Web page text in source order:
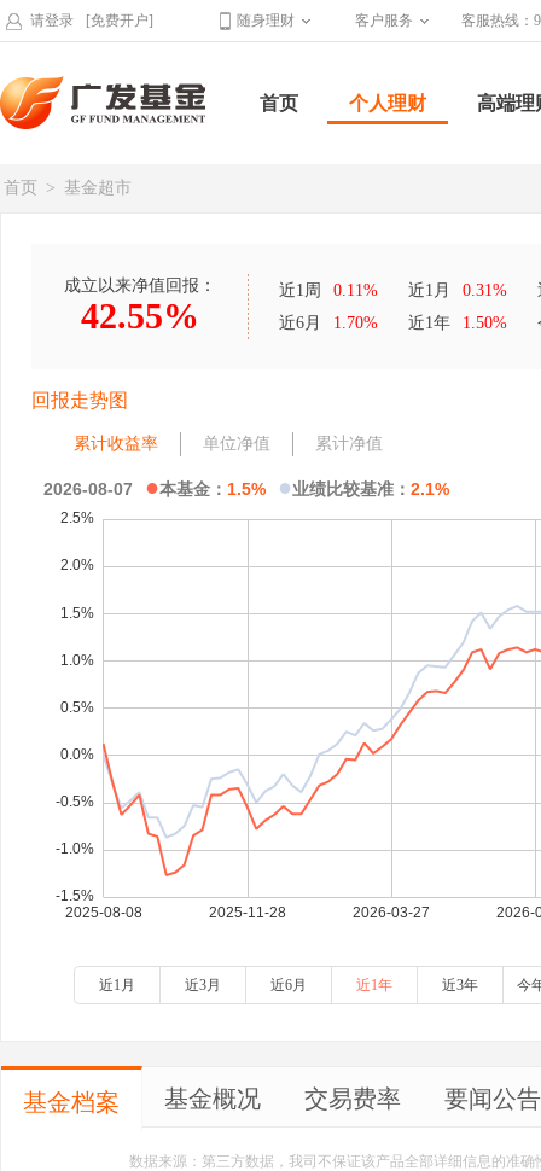
请登录 [免费开户] 随身理财 客户服务 客服热线：
首页 个人理财 高端理
首页 > 基金超市
成立以来净值回报：
42.55%
近1周 0.11% 近1月 0.31%
近6月
1.70% 近1年 1.50%
回报走势图
累计收益率 单位净值 累计净值
2026-08-07 ●本基金： 1.5% ●业绩比较基准： 2.1%
近1月 近3月 近6月 近1年 近3年 今
基金档案 基金概况 交易费率 要闻公告
数据来源：第三方数据，我司不保证该产品全部详细信息的准